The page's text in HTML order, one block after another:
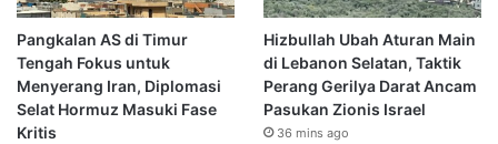
Pangkalan AS di Timur
Tengah Fokus untuk
Menyerang Iran, Diplomasi
Selat Hormuz Masuki Fase
Kritis
Hizbullah Ubah Aturan Main
di Lebanon Selatan, Taktik
Perang Gerilya Darat Ancam
Pasukan Zionis Israel
36 mins ago